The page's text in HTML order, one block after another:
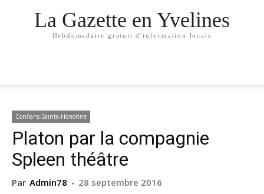
La Gazette en Yvelines
Hebdomadaire gratuit d'information locale
Conflans-Sainte-Honorine
Platon par la compagnie
Spleen théâtre
Par Admin78 - 28 septembre 2016